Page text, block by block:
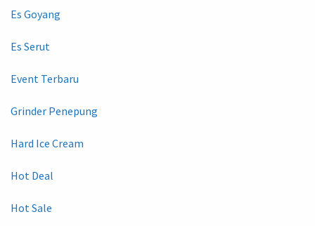
Es Goyang
Es Serut
Event Terbaru
Grinder Penepung
Hard Ice Cream
Hot Deal
Hot Sale